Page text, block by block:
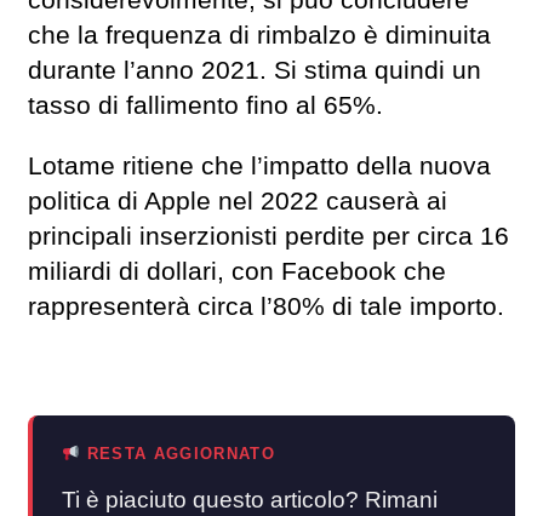
che la frequenza di rimbalzo è diminuita
durante l’anno 2021. Si stima quindi un
tasso di fallimento fino al 65%.
Lotame ritiene che l’impatto della nuova
politica di Apple nel 2022 causerà ai
principali inserzionisti perdite per circa 16
miliardi di dollari, con Facebook che
rappresenterà circa l’80% di tale importo.
RESTA AGGIORNATO
Ti è piaciuto questo articolo? Rimani